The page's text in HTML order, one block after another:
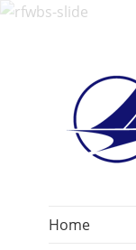
Home